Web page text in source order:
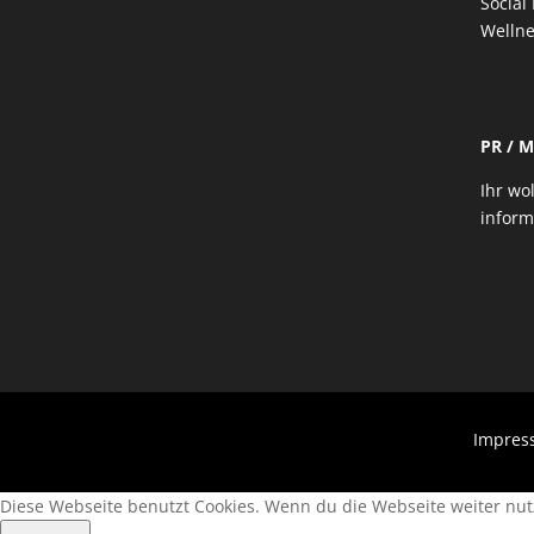
PR /
Ihr
Diese Webseite benutzt Cookies. Wenn du die Webseite weiter